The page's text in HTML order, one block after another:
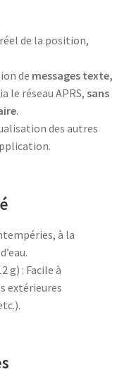
de la position,
de messages texte,
le réseau APRS, sans
.
des autres
à la
g) : Facile à
extérieures